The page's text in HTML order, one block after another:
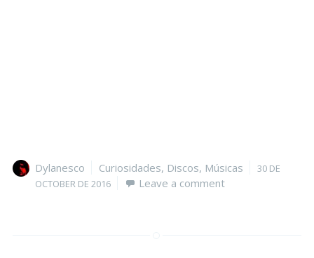
Author
Dylanesco Categories
Curiosidades, Discos, Músicas
Posted
30 DE
OCTOBER DE 2016
Leave a comment